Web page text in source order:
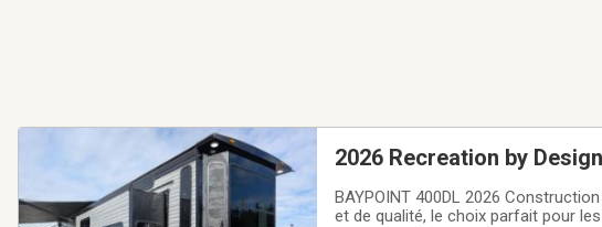
2026 Recreation by
BAYPOINT 400DL 2026
et de qualité, le choix parfait pour